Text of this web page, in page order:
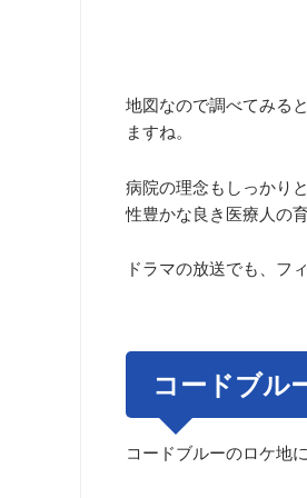
地図なので調べてみる
ますね。
病院の理念もしっかり
性豊かな良き医療人の
ドラマの放送でも、フ
コードブル
コードブルーのロケ地